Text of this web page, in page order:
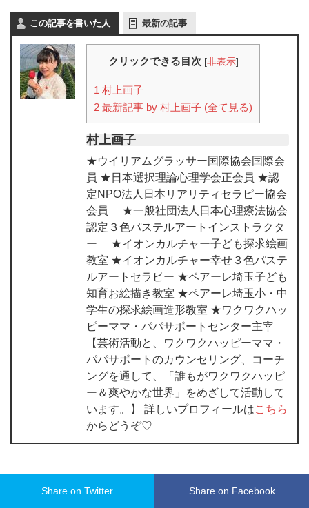
この記事を書いた人 最新の記事
クリックできる目次 [非表示]
1 村上画子
2 最新記事 by 村上画子 (全て見る)
村上画子
★ウイリアムグラッサー国際協会国際会
員 ★日本選択理論心理学会正会員 ★認
定NPO法人日本リアリティセラピー協会
会員 ★一般社団法人日本心理療法協会
認定３色パステルアートインストラクタ
ー ★イオンカルチャー子ども探求絵画
教室 ★イオンカルチャー幸せ３色パステ
ルアートセラピー ★ペアーレ埼玉子ども
知育お絵描き教室 ★ペアーレ埼玉小・中
学生の探求絵画造形教室 ★ワクワクハッ
ピーママ・パパサポートセンター主宰
【芸術活動と、ワクワクハッピーママ・
パパサポートのカウンセリング、コーチ
ングを通して、「誰もがワクワクハッピ
ー＆爽やかな世界」をめざして活動して
います。】 詳しいプロフィールはこちら
からどうぞ♡
カテゴリー ★ 薔薇 & おでかけ
Share on Twitter Share on Facebook